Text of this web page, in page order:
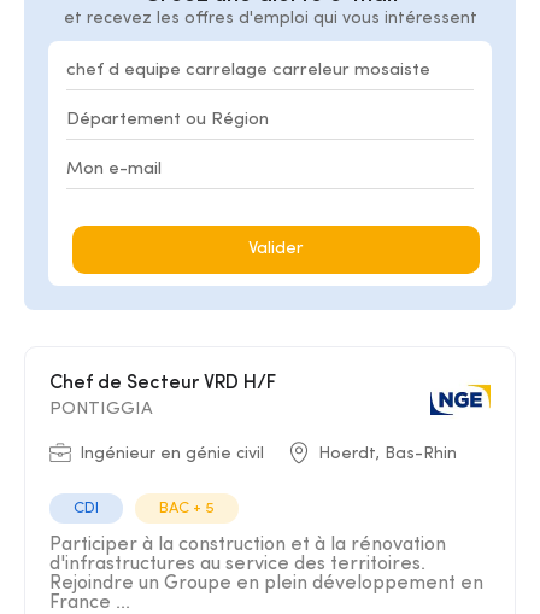
et recevez les offres d'emploi qui vous intéressent
Valider
Chef de Secteur VRD H/F
PONTIGGIA
Ingénieur en génie civil Hoerdt, Bas-Rhin
CDI BAC + 5
Participer à la construction et à la rénovation
d'infrastructures au service des territoires.
Rejoindre un Groupe en plein développement en
France ...